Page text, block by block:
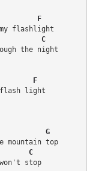
F
flashlight
   C
the night
F
flash light
G
mountain top
  C
stop